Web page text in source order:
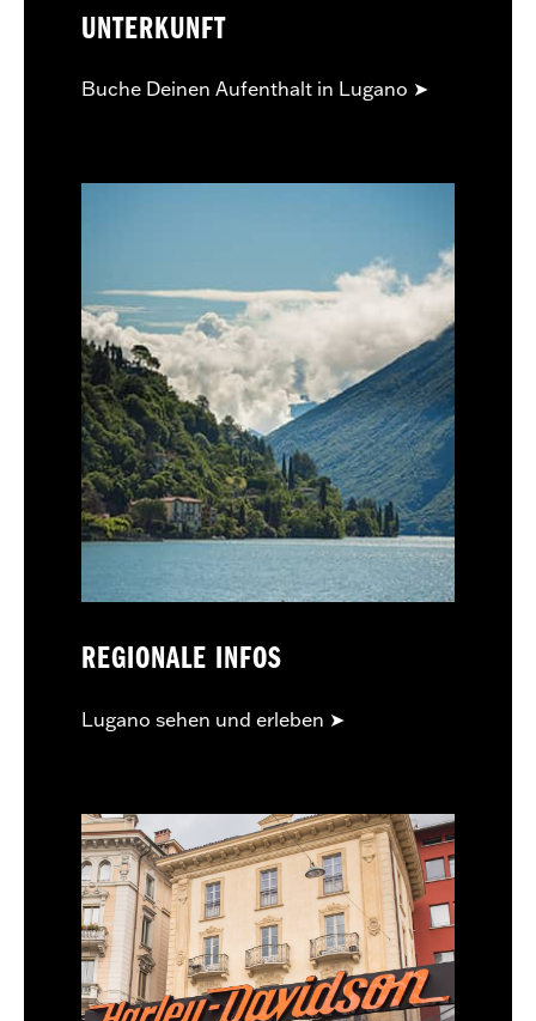
UNTERKUNFT
Buche Deinen Aufenthalt in Lugano ➤
REGIONALE INFOS
Lugano sehen und erleben ➤